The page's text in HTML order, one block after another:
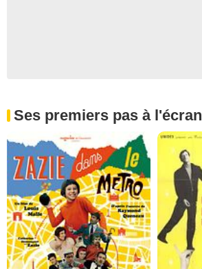
Ses premiers pas à l'écran